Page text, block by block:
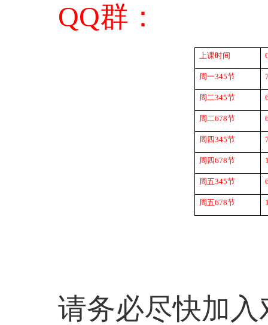
QQ群：
上课时间
周一345节
周二345节
周二678节
周四345节
周四678节
周五345节
周五678节
请务必尽快加入